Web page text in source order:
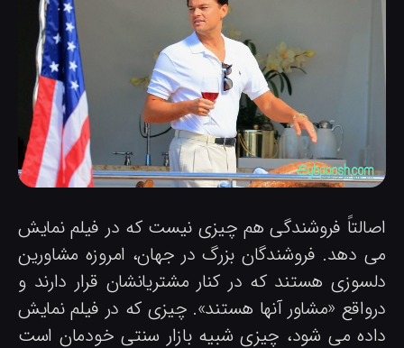
فروشندگی هم چیزی نیست که در فیلم نمایش
دهد. فروشندگان بزرگ در جهان، امروزه مشاورین
هستند که در کنار مشتریانشان قرار دارند و
«مشاور آنها هستند». چیزی که در فیلم نمایش
می شود، چیزی شبیه بازار سنتی خودمان است